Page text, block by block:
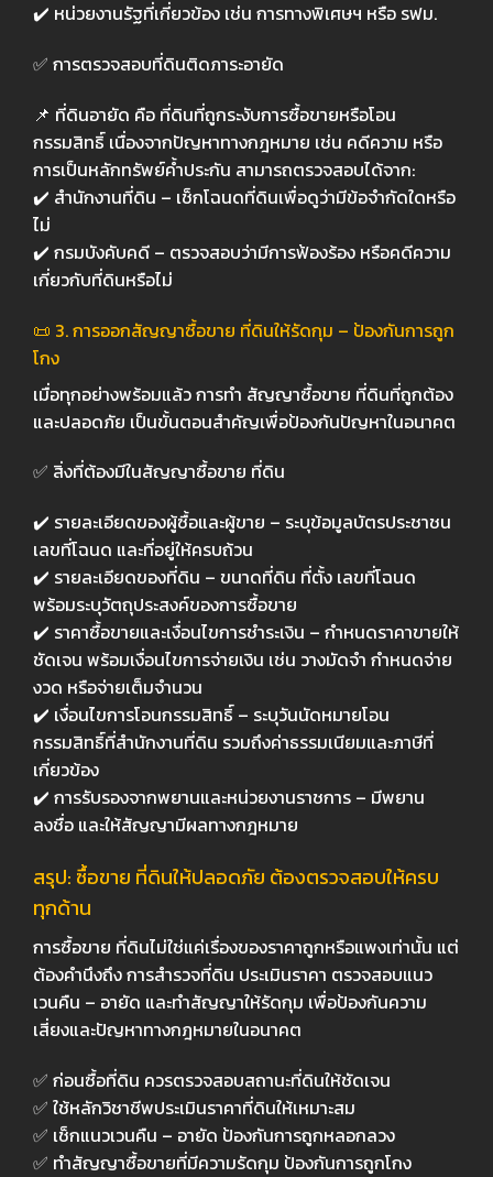
✔️ หน่วยงานรัฐที่เกี่ยวข้อง เช่น การทางพิเศษฯ หรือ รฟม.
✅ การตรวจสอบที่ดินติดภาระอายัด
📌 ที่ดินอายัด คือ ที่ดินที่ถูกระงับการซื้อขายหรือโอน
กรรมสิทธิ์ เนื่องจากปัญหาทางกฎหมาย เช่น คดีความ หรือ
การเป็นหลักทรัพย์ค้ำประกัน สามารถตรวจสอบได้จาก:
✔️ สำนักงานที่ดิน – เช็กโฉนดที่ดินเพื่อดูว่ามีข้อจำกัดใดหรือ
ไม่
✔️ กรมบังคับคดี – ตรวจสอบว่ามีการฟ้องร้อง หรือคดีความ
เกี่ยวกับที่ดินหรือไม่
📜 3.การออกสัญญาซื้อขาย ที่ดินให้รัดกุม – ป้องกันการถูก
โกง
เมื่อทุกอย่างพร้อมแล้ว การทำ สัญญาซื้อขาย ที่ดินที่ถูกต้อง
และปลอดภัย เป็นขั้นตอนสำคัญเพื่อป้องกันปัญหาในอนาคต
✅ สิ่งที่ต้องมีในสัญญาซื้อขาย ที่ดิน
✔️ รายละเอียดของผู้ซื้อและผู้ขาย – ระบุข้อมูลบัตรประชาชน
เลขที่โฉนด และที่อยู่ให้ครบถ้วน
✔️ รายละเอียดของที่ดิน – ขนาดที่ดิน ที่ตั้ง เลขที่โฉนด
พร้อมระบุวัตถุประสงค์ของการซื้อขาย
✔️ ราคาซื้อขายและเงื่อนไขการชำระเงิน – กำหนดราคาขายให้
ชัดเจน พร้อมเงื่อนไขการจ่ายเงิน เช่น วางมัดจำ กำหนดจ่าย
งวด หรือจ่ายเต็มจำนวน
✔️ เงื่อนไขการโอนกรรมสิทธิ์– ระบุวันนัดหมายโอน
กรรมสิทธิ์ที่สำนักงานที่ดิน รวมถึงค่าธรรมเนียมและภาษีที่
เกี่ยวข้อง
✔️ การรับรองจากพยานและหน่วยงานราชการ – มีพยาน
ลงชื่อ และให้สัญญามีผลทางกฎหมาย
สรุป: ซื้อขาย ที่ดินให้ปลอดภัย ต้องตรวจสอบให้ครบ
ทุกด้าน
การซื้อขาย ที่ดินไม่ใช่แค่เรื่องของราคาถูกหรือแพงเท่านั้น แต่
ต้องคำนึงถึงการสำรวจที่ดิน ประเมินราคา ตรวจสอบแนว
เวนคืน – อายัด และทำสัญญาให้รัดกุม เพื่อป้องกันความ
เสี่ยงและปัญหาทางกฎหมายในอนาคต
✅ ก่อนซื้อที่ดิน ควรตรวจสอบสถานะที่ดินให้ชัดเจน
✅ ใช้หลักวิชาชีพประเมินราคาที่ดินให้เหมาะสม
✅ เช็กแนวเวนคืน – อายัด ป้องกันการถูกหลอกลวง
✅ ทำสัญญาซื้อขายที่มีความรัดกุม ป้องกันการถูกโกง